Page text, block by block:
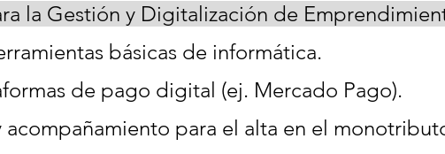
la Gestión y Digitalización de
básicas de informática.
de pago digital (ej. Mercado Pago).
acompañamiento para el alta en el